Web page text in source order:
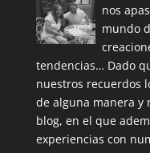
nos
mundo
tendencias… Dado
nuestros recuerdos
de alguna manera y
blog, en el que
experiencias con